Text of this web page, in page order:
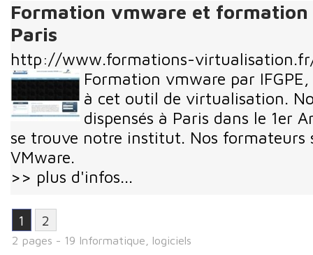
Formation vmware et
Paris
http://www.formations-
Formation vmware par
à cet outil de virtualisation.
dispensés à Paris dans le 1er
se trouve notre institut. Nos formateurs
VMware.
>> plus d'infos...
1 2
2 pages - 19 Informatique, logiciels